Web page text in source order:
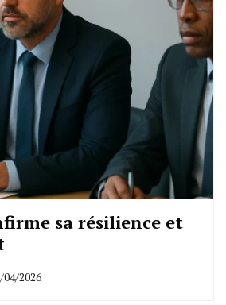
sa résilience et
04/2026